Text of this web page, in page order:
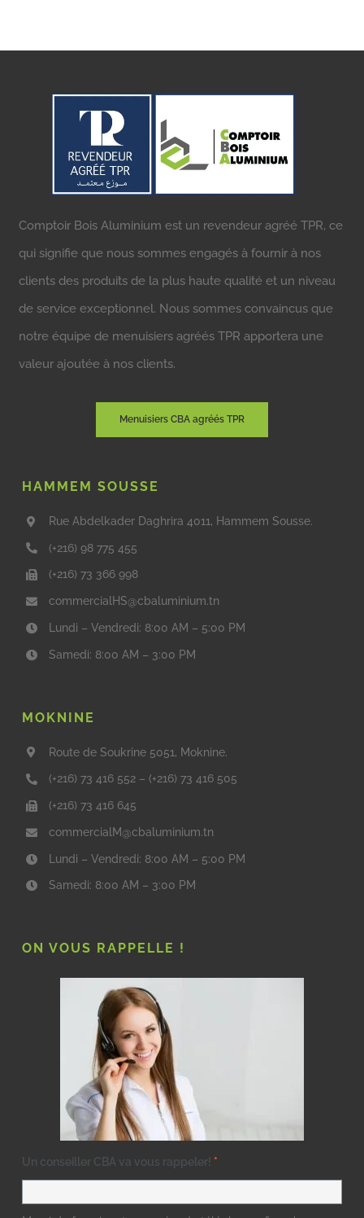
Comptoir Bois Aluminium est un revendeur agréé TPR, ce
qui signifie que nous sommes engagés à fournir à nos
clients des produits de la plus haute qualité et un niveau
de service exceptionnel. Nous sommes convaincus que
notre équipe de menuisiers agréés TPR apportera une
valeur ajoutée à nos clients.
Menuisiers CBA agréés TPR
HAMMEM SOUSSE
Rue Abdelkader Daghrira 4011, Hammem Sousse.
(+216) 98 775 455
(+216) 73 366 998
commercialHS@cbaluminium.tn
Lundi – Vendredi: 8:00 AM – 5:00 PM
Samedi: 8:00 AM – 3:00 PM
MOKNINE
Route de Soukrine 5051, Moknine.
(+216) 73 416 552 – (+216) 73 416 505
(+216) 73 416 645
commercialM@cbaluminium.tn
Lundi – Vendredi: 8:00 AM – 5:00 PM
Samedi: 8:00 AM – 3:00 PM
ON VOUS RAPPELLE !
Un conseiller CBA va vous rappeler! *